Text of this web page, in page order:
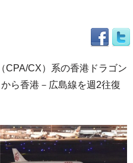
CX）系の香港ドラゴン
ら香港－広島線を週2往復